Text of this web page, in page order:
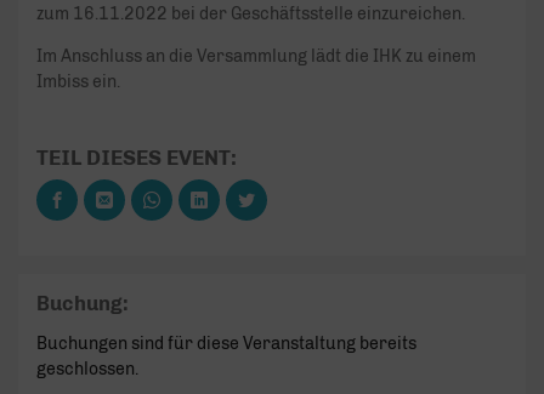
zum 16.11.2022 bei der Geschäftsstelle einzureichen.
Im Anschluss an die Versammlung lädt die IHK zu einem
Imbiss ein.
TEIL DIESES EVENT:
Buchung:
Buchungen sind für diese Veranstaltung bereits
geschlossen.